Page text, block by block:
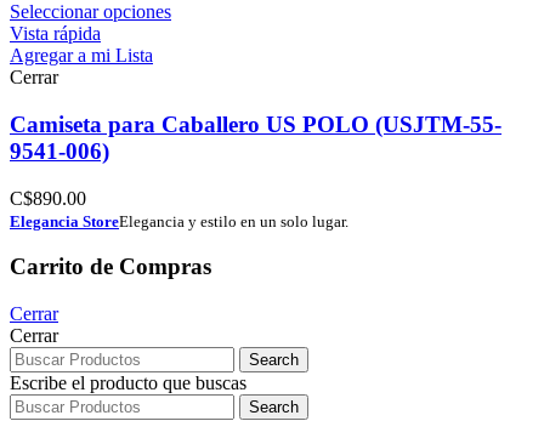
Seleccionar opciones
Vista rápida
Agregar a mi Lista
Cerrar
Camiseta para Caballero US POLO (USJTM-55-
9541-006)
C$890.00
Elegancia StoreElegancia y estilo en un solo lugar.
Carrito de Compras
Cerrar
Cerrar
Search
Escribe el producto que buscas
Search